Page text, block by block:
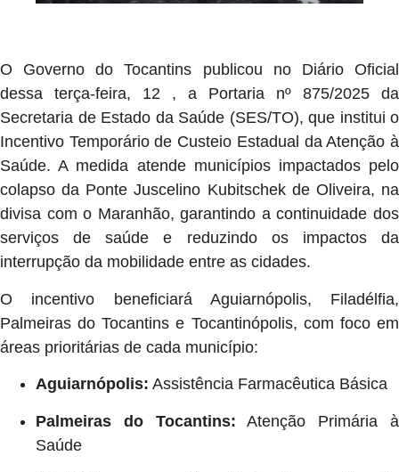
O Governo do Tocantins publicou no Diário Oficial
dessa terça-feira, 12 , a Portaria nº 875/2025 da
Secretaria de Estado da Saúde (SES/TO), que institui o
Incentivo Temporário de Custeio Estadual da Atenção à
Saúde. A medida atende municípios impactados pelo
colapso da Ponte Juscelino Kubitschek de Oliveira, na
divisa com o Maranhão, garantindo a continuidade dos
serviços de saúde e reduzindo os impactos da
interrupção da mobilidade entre as cidades.
O incentivo beneficiará Aguiarnópolis, Filadélfia,
Palmeiras do Tocantins e Tocantinópolis, com foco em
áreas prioritárias de cada município:
Aguiarnópolis: Assistência Farmacêutica Básica
Palmeiras do Tocantins: Atenção Primária à
Saúde